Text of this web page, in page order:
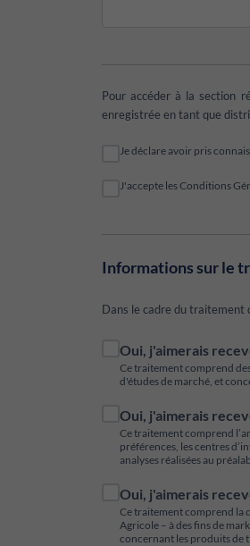
Pour accéder à la section
enregistrée en tant que
Je déclare avoir pris
J'accepte les Conditions
Informations sur le
Dans le cadre du traitement
Oui, j'aimerais
Ce traitement comprend
d'études de marché, et
Oui, j'aimerais
Ce traitement comprend
préférences, les centres
analyses réalisées au
Oui, j'aimerais
Ce traitement comprend la
Agricole – à des fins de
concernant les produits de